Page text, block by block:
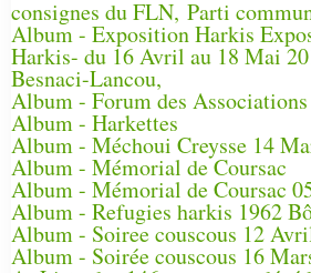
consignes du FLN, Parti
Album - Exposition Harkis
Harkis- du 16 Avril au 18 Mai
Besnaci-Lancou,
Album - Forum des
Album - Harkettes
Album - Méchoui Creysse 14
Album - Mémorial de Coursac
Album - Mémorial de Coursac
Album - Refugies harkis 1962
Album - Soiree couscous 12
Album - Soirée couscous 16